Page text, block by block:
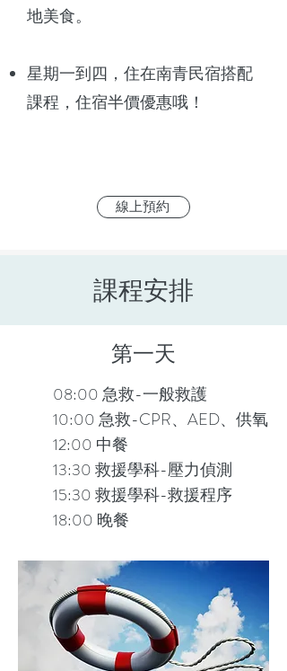
地美食。
星期一到四，住在南青民宿搭配
課程，住宿半價優惠哦！
線上預約
課程安排
第一天
08:00 急救-一般救護
10:00 急救-CPR、AED、供氧
12:00 中餐
13:30 救援學科-壓力偵測
15:30 救援學科-救援程序
18:00 晚餐